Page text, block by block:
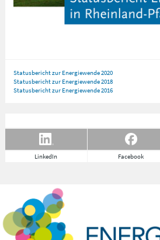
Statusbericht zur Energiewende 2020
Statusbericht zur Energiewende 2018
Statusbericht zur Energiewende 2016
LinkedIn Facebook